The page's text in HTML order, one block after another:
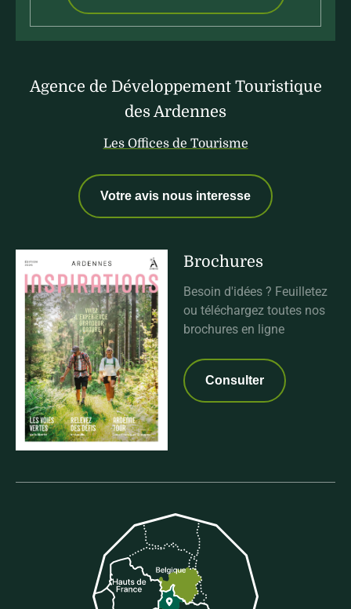
Agence de Développement Touristique
des Ardennes
Les Offices de Tourisme
Votre avis nous interesse
Brochures
Besoin d'idées ? Feuilletez
ou téléchargez toutes nos
brochures en ligne
Consulter